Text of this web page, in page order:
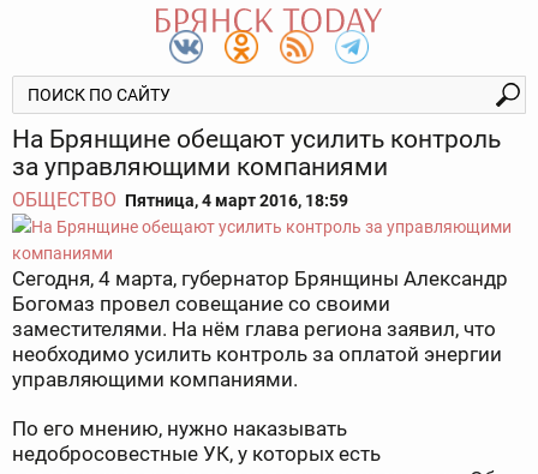
На Брянщине обещают усилить контроль
за управляющими компаниями
ОБЩЕСТВО Пятница, 4 март 2016, 18:59
Сегодня, 4 марта, губернатор Брянщины Александр
Богомаз провел совещание со своими
заместителями. На нём глава региона заявил, что
необходимо усилить контроль за оплатой энергии
управляющими компаниями.
По его мнению, нужно наказывать
недобросовестные УК, у которых есть